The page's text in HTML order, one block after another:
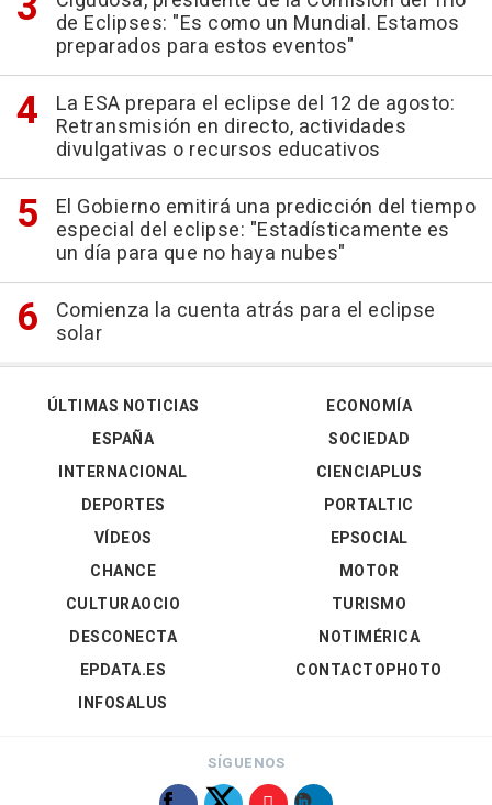
de Eclipses: "Es como un Mundial. Estamos
preparados para estos eventos"
La ESA prepara el eclipse del 12 de agosto:
Retransmisión en directo, actividades
divulgativas o recursos educativos
El Gobierno emitirá una predicción del tiempo
especial del eclipse: "Estadísticamente es
un día para que no haya nubes"
Comienza la cuenta atrás para el eclipse
solar
ÚLTIMAS NOTICIAS
ESPAÑA
INTERNACIONAL
DEPORTES
VÍDEOS
ECONOMÍA
SOCIEDAD
CIENCIAPLUS
PORTALTIC
EPSOCIAL
CHANCE
CULTURAOCIO
DESCONECTA
EPDATA.ES
INFOSALUS
MOTOR
TURISMO
NOTIMÉRICA
CONTACTOPHOTO
SÍGUENOS